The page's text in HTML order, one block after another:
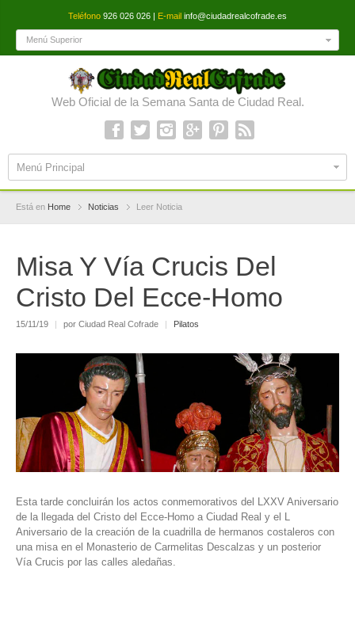
Teléfono 926 026 026 | E-mail info@ciudadrealcofrade.es
Menú Superior
Web Oficial de la Semana Santa de Ciudad Real.
Menú Principal
Está en Home Noticias Leer Noticia
Misa Y Vía Crucis Del
Cristo Del Ecce-Homo
15/11/19 | por Ciudad Real Cofrade | Pilatos
Esta tarde concluirán los actos conmemorativos del LXXV Aniversario
de la llegada del Cristo del Ecce-Homo a Ciudad Real y el L
Aniversario de la creación de la cuadrilla de hermanos costaleros con
una misa en el Monasterio de Carmelitas Descalzas y un posterior
Vía Crucis por las calles aledañas.